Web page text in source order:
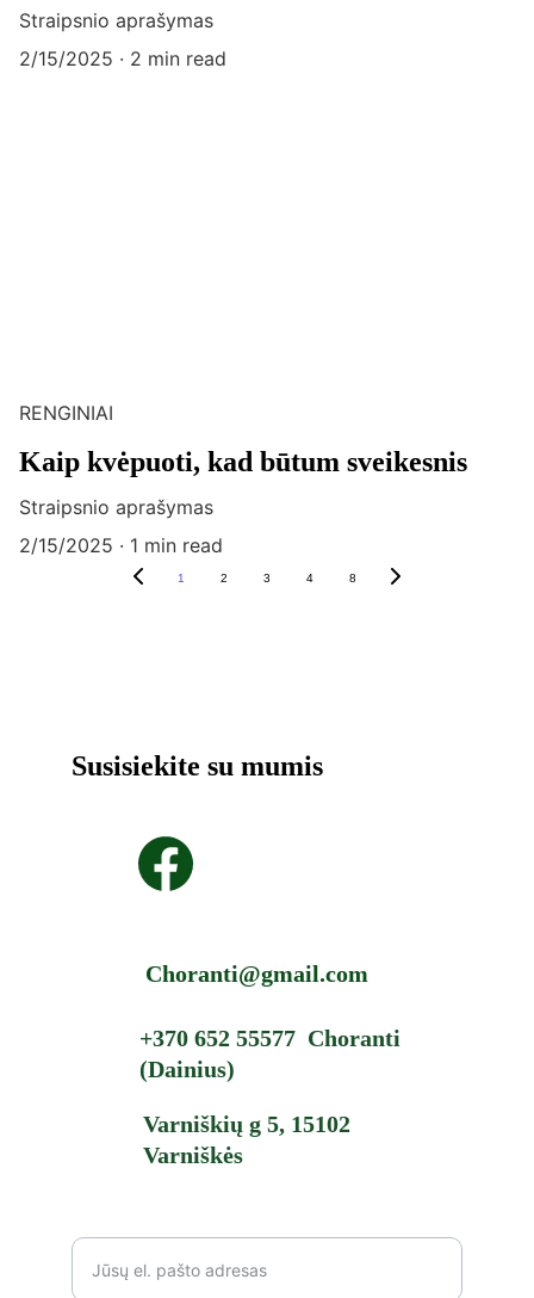
Straipsnio aprašymas
2/15/2025
2 min read
RENGINIAI
Kaip kvėpuoti, kad būtum sveikesnis
Straipsnio aprašymas
2/15/2025
1 min read
1 2 3 4 8
Susisiekite su mumis
+370 652 55577  Choranti
(Dainius)
Choranti@gmail.com
Varniškių g 5, 15102
Varniškės